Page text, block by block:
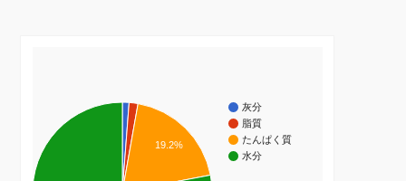
灰分
脂質
たんぱく質
水分
19.2%